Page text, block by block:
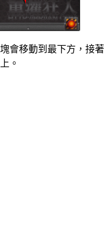
會移動到最下方，接著
。